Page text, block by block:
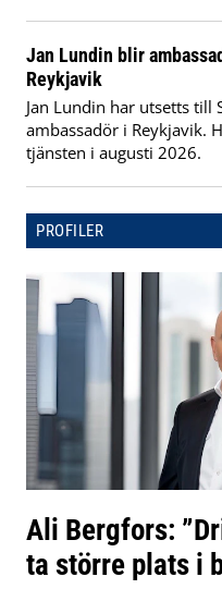
Jan Lundin blir
Reykjavik
Jan Lundin har utsetts till
ambassadör i Reykjavik.
tjänsten i augusti 2026.
PROFILER
Ali Bergfors:
ta större plats i